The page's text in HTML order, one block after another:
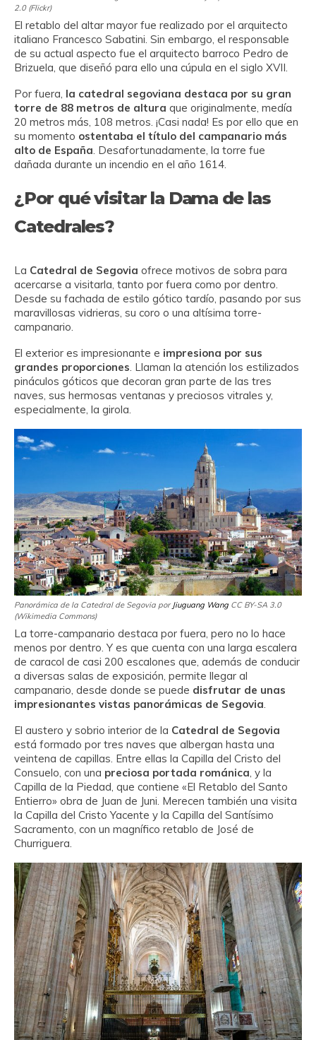
2.0 (Flickr)
El retablo del altar mayor fue realizado por el arquitecto
italiano Francesco Sabatini. Sin embargo, el responsable
de su actual aspecto fue el arquitecto barroco Pedro de
Brizuela, que diseñó para ello una cúpula en el siglo XVII.
Por fuera, la catedral segoviana destaca por su gran
torre de 88 metros de altura que originalmente, medía
20 metros más, 108 metros. ¡Casi nada! Es por ello que en
su momento ostentaba el título del campanario más
alto de España. Desafortunadamente, la torre fue
dañada durante un incendio en el año 1614.
¿Por qué visitar la Dama de las
Catedrales?
La Catedral de Segovia ofrece motivos de sobra para
acercarse a visitarla, tanto por fuera como por dentro.
Desde su fachada de estilo gótico tardío, pasando por sus
maravillosas vidrieras, su coro o una altísima torre-
campanario.
El exterior es impresionante e impresiona por sus
grandes proporciones. Llaman la atención los estilizados
pináculos góticos que decoran gran parte de las tres
naves, sus hermosas ventanas y preciosos vitrales y,
especialmente, la girola.
Panorámica de la Catedral de Segovia por Jiuguang Wang CC BY-SA 3.0
(Wikimedia Commons)
La torre-campanario destaca por fuera, pero no lo hace
menos por dentro. Y es que cuenta con una larga escalera
de caracol de casi 200 escalones que, además de conducir
a diversas salas de exposición, permite llegar al
campanario, desde donde se puede disfrutar de unas
impresionantes vistas panorámicas de Segovia
El austero y sobrio interior de la Catedral de Segovia
está formado por tres naves que albergan hasta una
veintena de capillas. Entre ellas la Capilla del Cristo del
Consuelo, con una preciosa portada románica, y la
Capilla de la Piedad, que contiene «El Retablo del Santo
Entierro» obra de Juan de Juni. Merecen también una visita
la Capilla del Cristo Yacente y la Capilla del Santísimo
Sacramento, con un magnífico retablo de José de
Churriguera.